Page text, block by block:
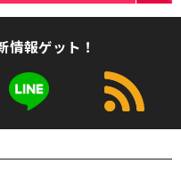
情報ゲット！